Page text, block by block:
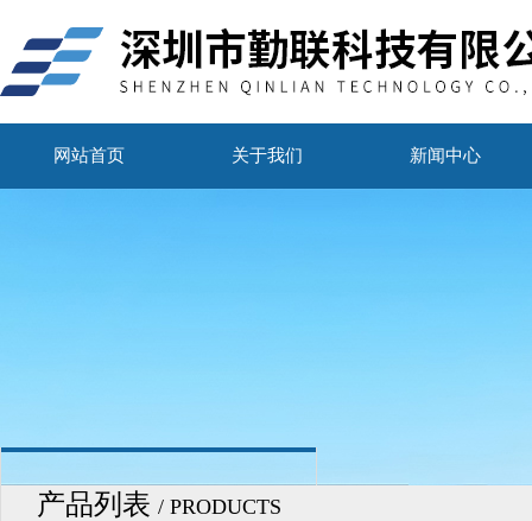
网站首页 关于我们 新闻中心
产品列表 / PRODUCTS